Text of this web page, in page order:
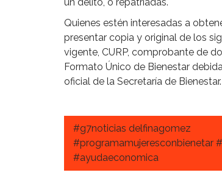
un delito, o repatriadas.
Quienes estén interesadas a
presentar copia y original de los
vigente, CURP, comprobante de
Formato Único de Bienestar
oficial de la Secretaría de Bienestar.
#g7noticias delfinagomez
#programamujeresconbienetar
#ayudaeconomica